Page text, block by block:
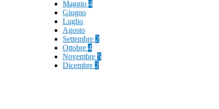
Maggio 4
Giugno
Luglio
Agosto
Settembre 2
Ottobre 4
Novembre 5
Dicembre 2